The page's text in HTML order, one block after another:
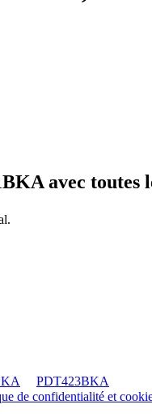
avec toutes
PDT423BKA
de confidentialité et